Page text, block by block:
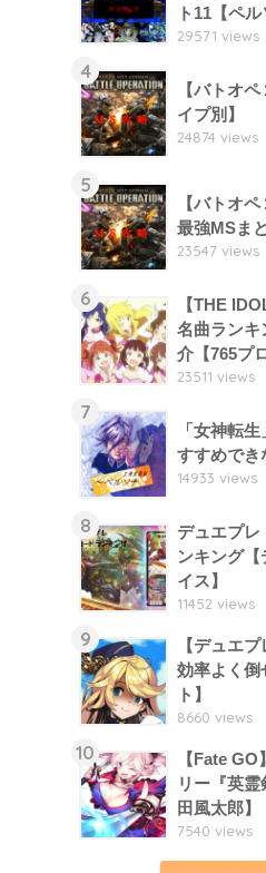
ト11【ペル
29571 views
4
【バトオ
イプ別】
24874 views
5
【バトオ
最強MSま
23547 views
6
【THE
名曲ラン
介【765プロ
23511 views
7
「女神転
すすめでき
14933 views
8
デュエプ
ンキング
イス】
11452 views
9
【デュエ
効率よく倒
ト】
8660 views
10
【Fate
リー『英
田風太郎】
7540 views